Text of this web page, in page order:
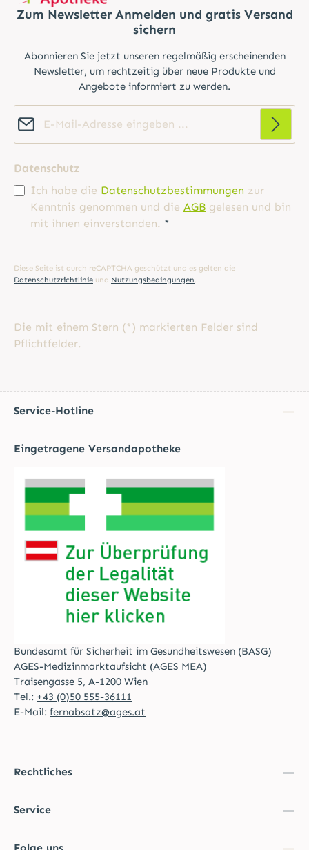
Zum Newsletter Anmelden und gratis Versand
sichern
Abonnieren Sie jetzt unseren regelmäßig erscheinenden
Newsletter, um rechtzeitig über neue Produkte und
Angebote informiert zu werden.
Datenschutz
Ich habe die Datenschutzbestimmungen zur
Kenntnis genommen und die AGB gelesen und bin
mit ihnen einverstanden. *
Diese Seite ist durch reCAPTCHA geschützt und es gelten die
Datenschutzrichtlinie und Nutzungsbedingungen.
Die mit einem Stern (*) markierten Felder sind
Pflichtfelder.
Service-Hotline
Eingetragene Versandapotheke
Bundesamt für Sicherheit im Gesundheitswesen (BASG)
AGES-Medizinmarktaufsicht (AGES MEA)
Traisengasse 5, A-1200 Wien
Tel.: +43 (0)50 555-36111
E-Mail: fernabsatz@ages.at
Rechtliches
Service